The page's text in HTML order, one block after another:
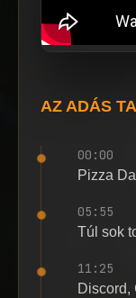
AZ ADÁS
00:00
Pizza
05:55
Túl sok
11:25
Discord,